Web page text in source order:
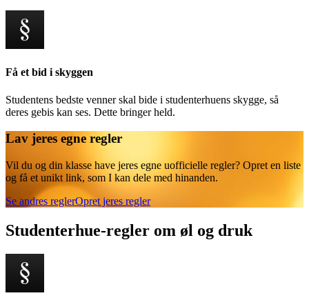
Få et bid i skyggen
Studentens bedste venner skal bide i studenterhuens skygge, så
deres gebis kan ses. Dette bringer held.
Lav jeres egne regler
Vil du og din klasse have jeres egne uofficielle regler? Opret en liste
og få et unikt link, som I kan dele med hinanden.
Se andres reglerOpret jeres regler
Studenterhue-regler om øl og druk